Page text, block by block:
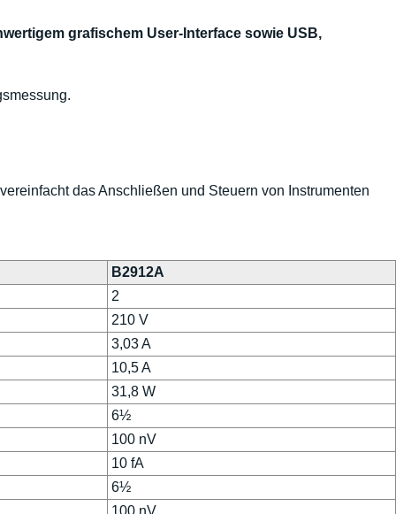
grafischem User-Interface sowie USB,
das Anschließen und Steuern von Instrumenten
B2912A
2
210 V
3,03 A
10,5 A
31,8 W
6½
100 nV
10 fA
6½
100 nV